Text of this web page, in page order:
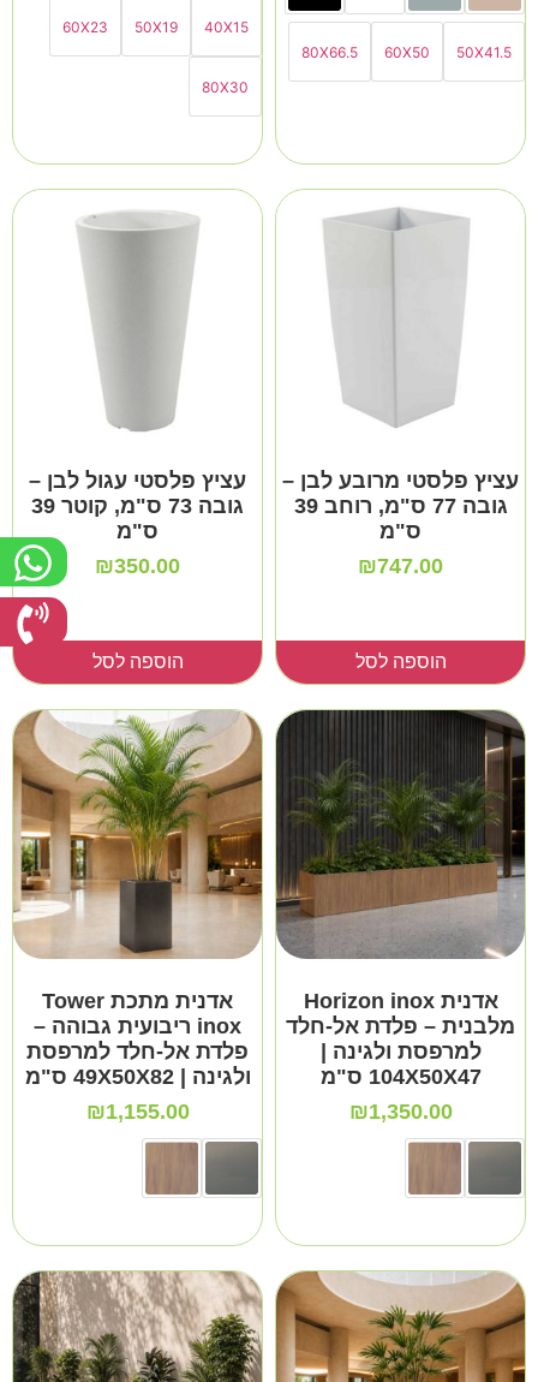
50X41.5
60X50
80X66.5
40X15
50X19
60X23
80X30
עציץ פלסטי מרובע לבן –
גובה 77 ס"מ, רוחב 39
ס"מ
₪747.00
הוספה לסל
עציץ פלסטי עגול לבן –
גובה 73 ס"מ, קוטר 39
ס"מ
₪350.00
הוספה לסל
אדנית Horizon inox
מלבנית – פלדת אל-חלד
למרפסת ולגינה |
104X50X47 ס"מ
₪1,350.00
אדנית מתכת Tower
inox ריבועית גבוהה –
פלדת אל-חלד למרפסת
ולגינה | 49X50X82 ס"מ
₪1,155.00